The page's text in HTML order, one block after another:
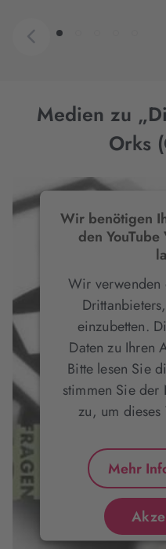
Medien zu
Orks
Wir benötigen
den
Wir verwenden
einzubetten.
Daten zu Ihren
Bitte lesen Sie
stimmen Sie
zu, um
Mehr